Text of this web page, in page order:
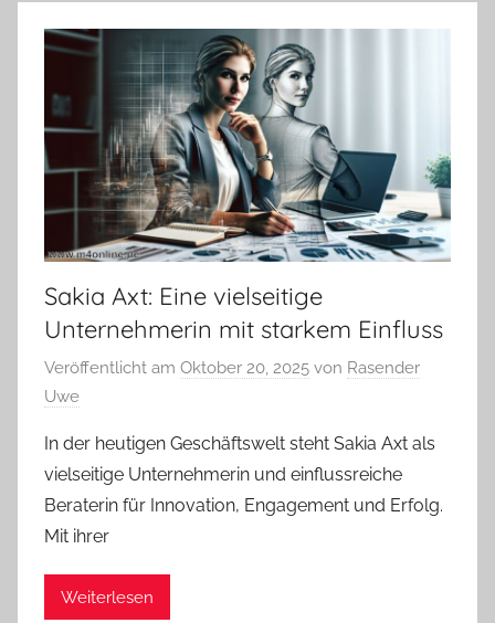
Sakia Axt: Eine vielseitige
Unternehmerin mit starkem Einfluss
Veröffentlicht am Oktober 20, 2025 von Rasender
Uwe
In der heutigen Geschäftswelt steht Sakia Axt als
vielseitige Unternehmerin und einflussreiche
Beraterin für Innovation, Engagement und Erfolg.
Mit ihrer
Weiterlesen